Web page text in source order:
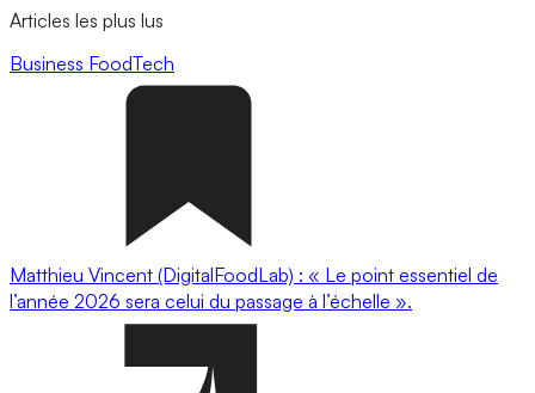
Articles les plus lus
Business FoodTech
Matthieu Vincent (DigitalFoodLab) : « Le point essentiel de
l’année 2026 sera celui du passage à l’échelle ».